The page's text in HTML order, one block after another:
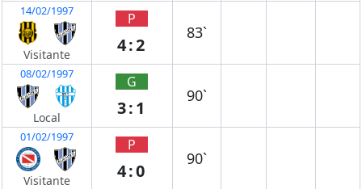
14/02/1997
Visitante
P
4:2
83`
08/02/1997
Local
G
3:1
90`
01/02/1997
Visitante
P
4:0
90`